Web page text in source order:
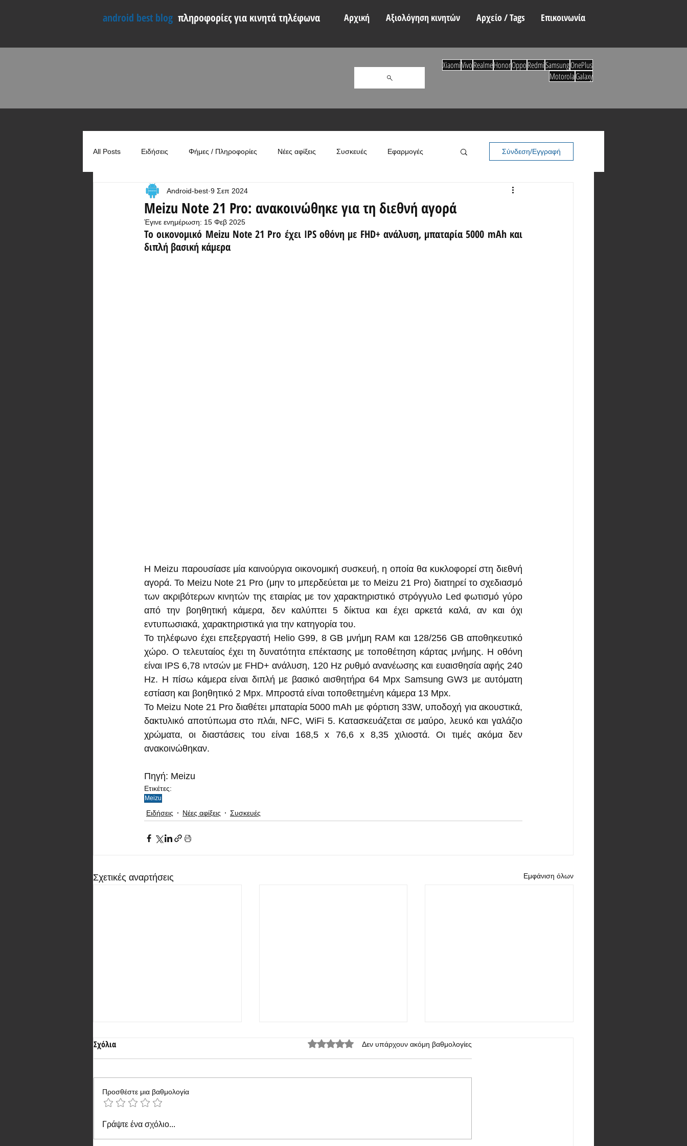
android best blog πληροφορίες για κινητά τηλέφωνα Αρχική Αξιολόγηση κινητών Αρχείο / Tags Επικοινωνία
All Posts Ειδήσεις Φήμες / Πληροφορίες Νέες αφίξεις Συσκευές Εφαρμογές
Συγκρίσεις Χρήσιμα
Σύνδεση/Εγγραφή
Meizu Note 21 Pro: ανακοινώθηκε για τη διεθνή αγορά
Android-best 9 Σεπ 2024
Έγινε ενημέρωση: 15 Φεβ 2025
Το οικονομικό Meizu Note 21 Pro έχει IPS οθόνη με FHD+ ανάλυση, μπαταρία 5000 mAh και
διπλή βασική κάμερα
Η Meizu παρουσίασε μία καινούργια οικονομική συσκευή, η οποία θα κυκλοφορεί στη διεθνή
αγορά. Το Meizu Note 21 Pro (μην το μπερδεύεται με το Meizu 21 Pro) διατηρεί το σχεδιασμό
των ακριβότερων κινητών της εταιρίας με τον χαρακτηριστικό στρόγγυλο Led φωτισμό γύρο
από την βοηθητική κάμερα, δεν καλύπτει 5 δίκτυα και έχει αρκετά καλά, αν και όχι
εντυπωσιακά, χαρακτηριστικά για την κατηγορία του.
Το τηλέφωνο έχει επεξεργαστή Helio G99, 8 GB μνήμη RAM και 128/256 GB αποθηκευτικό
χώρο. Ο τελευταίος έχει τη δυνατότητα επέκτασης με τοποθέτηση κάρτας μνήμης. Η οθόνη
είναι IPS 6,78 ιντσών με FHD+ ανάλυση, 120 Hz ρυθμό ανανέωσης και ευαισθησία αφής 240
Hz. Η πίσω κάμερα είναι διπλή με βασικό αισθητήρα 64 Mpx Samsung GW3 με αυτόματη
εστίαση και βοηθητικό 2 Mpx. Μπροστά είναι τοποθετημένη κάμερα 13 Mpx.
Το Meizu Note 21 Pro διαθέτει μπαταρία 5000 mAh με φόρτιση 33W, υποδοχή για ακουστικά,
δακτυλικό αποτύπωμα στο πλάι, NFC, WiFi 5. Κατασκευάζεται σε μαύρο, λευκό και γαλάζιο
χρώματα, οι διαστάσεις του είναι 168,5 х 76,6 х 8,35 χιλιοστά. Οι τιμές ακόμα δεν
ανακοινώθηκαν.
Πηγή: Meizu
Ετικέτες:
Meizu
Ειδήσεις Νέες αφίξεις Συσκευές
Σχετικές αναρτήσεις Εμφάνιση όλων
Πρεμιέρα του Meizu 21 Note
Σχόλια Βαθμολογήθηκε με 0 από 5 αστέρια.
Δεν υπάρχουν ακόμη βαθμολογίες
Προσθέστε μια βαθμολογία
Γράψτε ένα σχόλιο...
XiaomiVivoRealmeHonorOppoRedmiSamsungOnePlus
MotorolaGalaxy